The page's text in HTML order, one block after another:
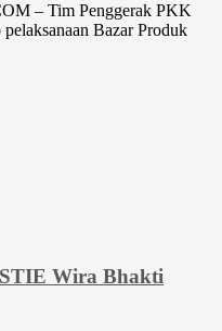
– Tim Penggerak PKK
Bazar Produk
Wira Bhakti